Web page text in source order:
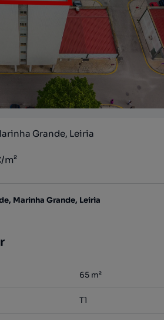
Grande, Leiria
m²
Marinha Grande, Leiria
65 m²
T1